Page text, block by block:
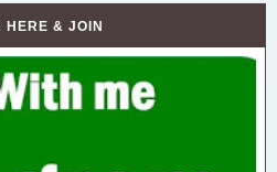
HERE & JOIN